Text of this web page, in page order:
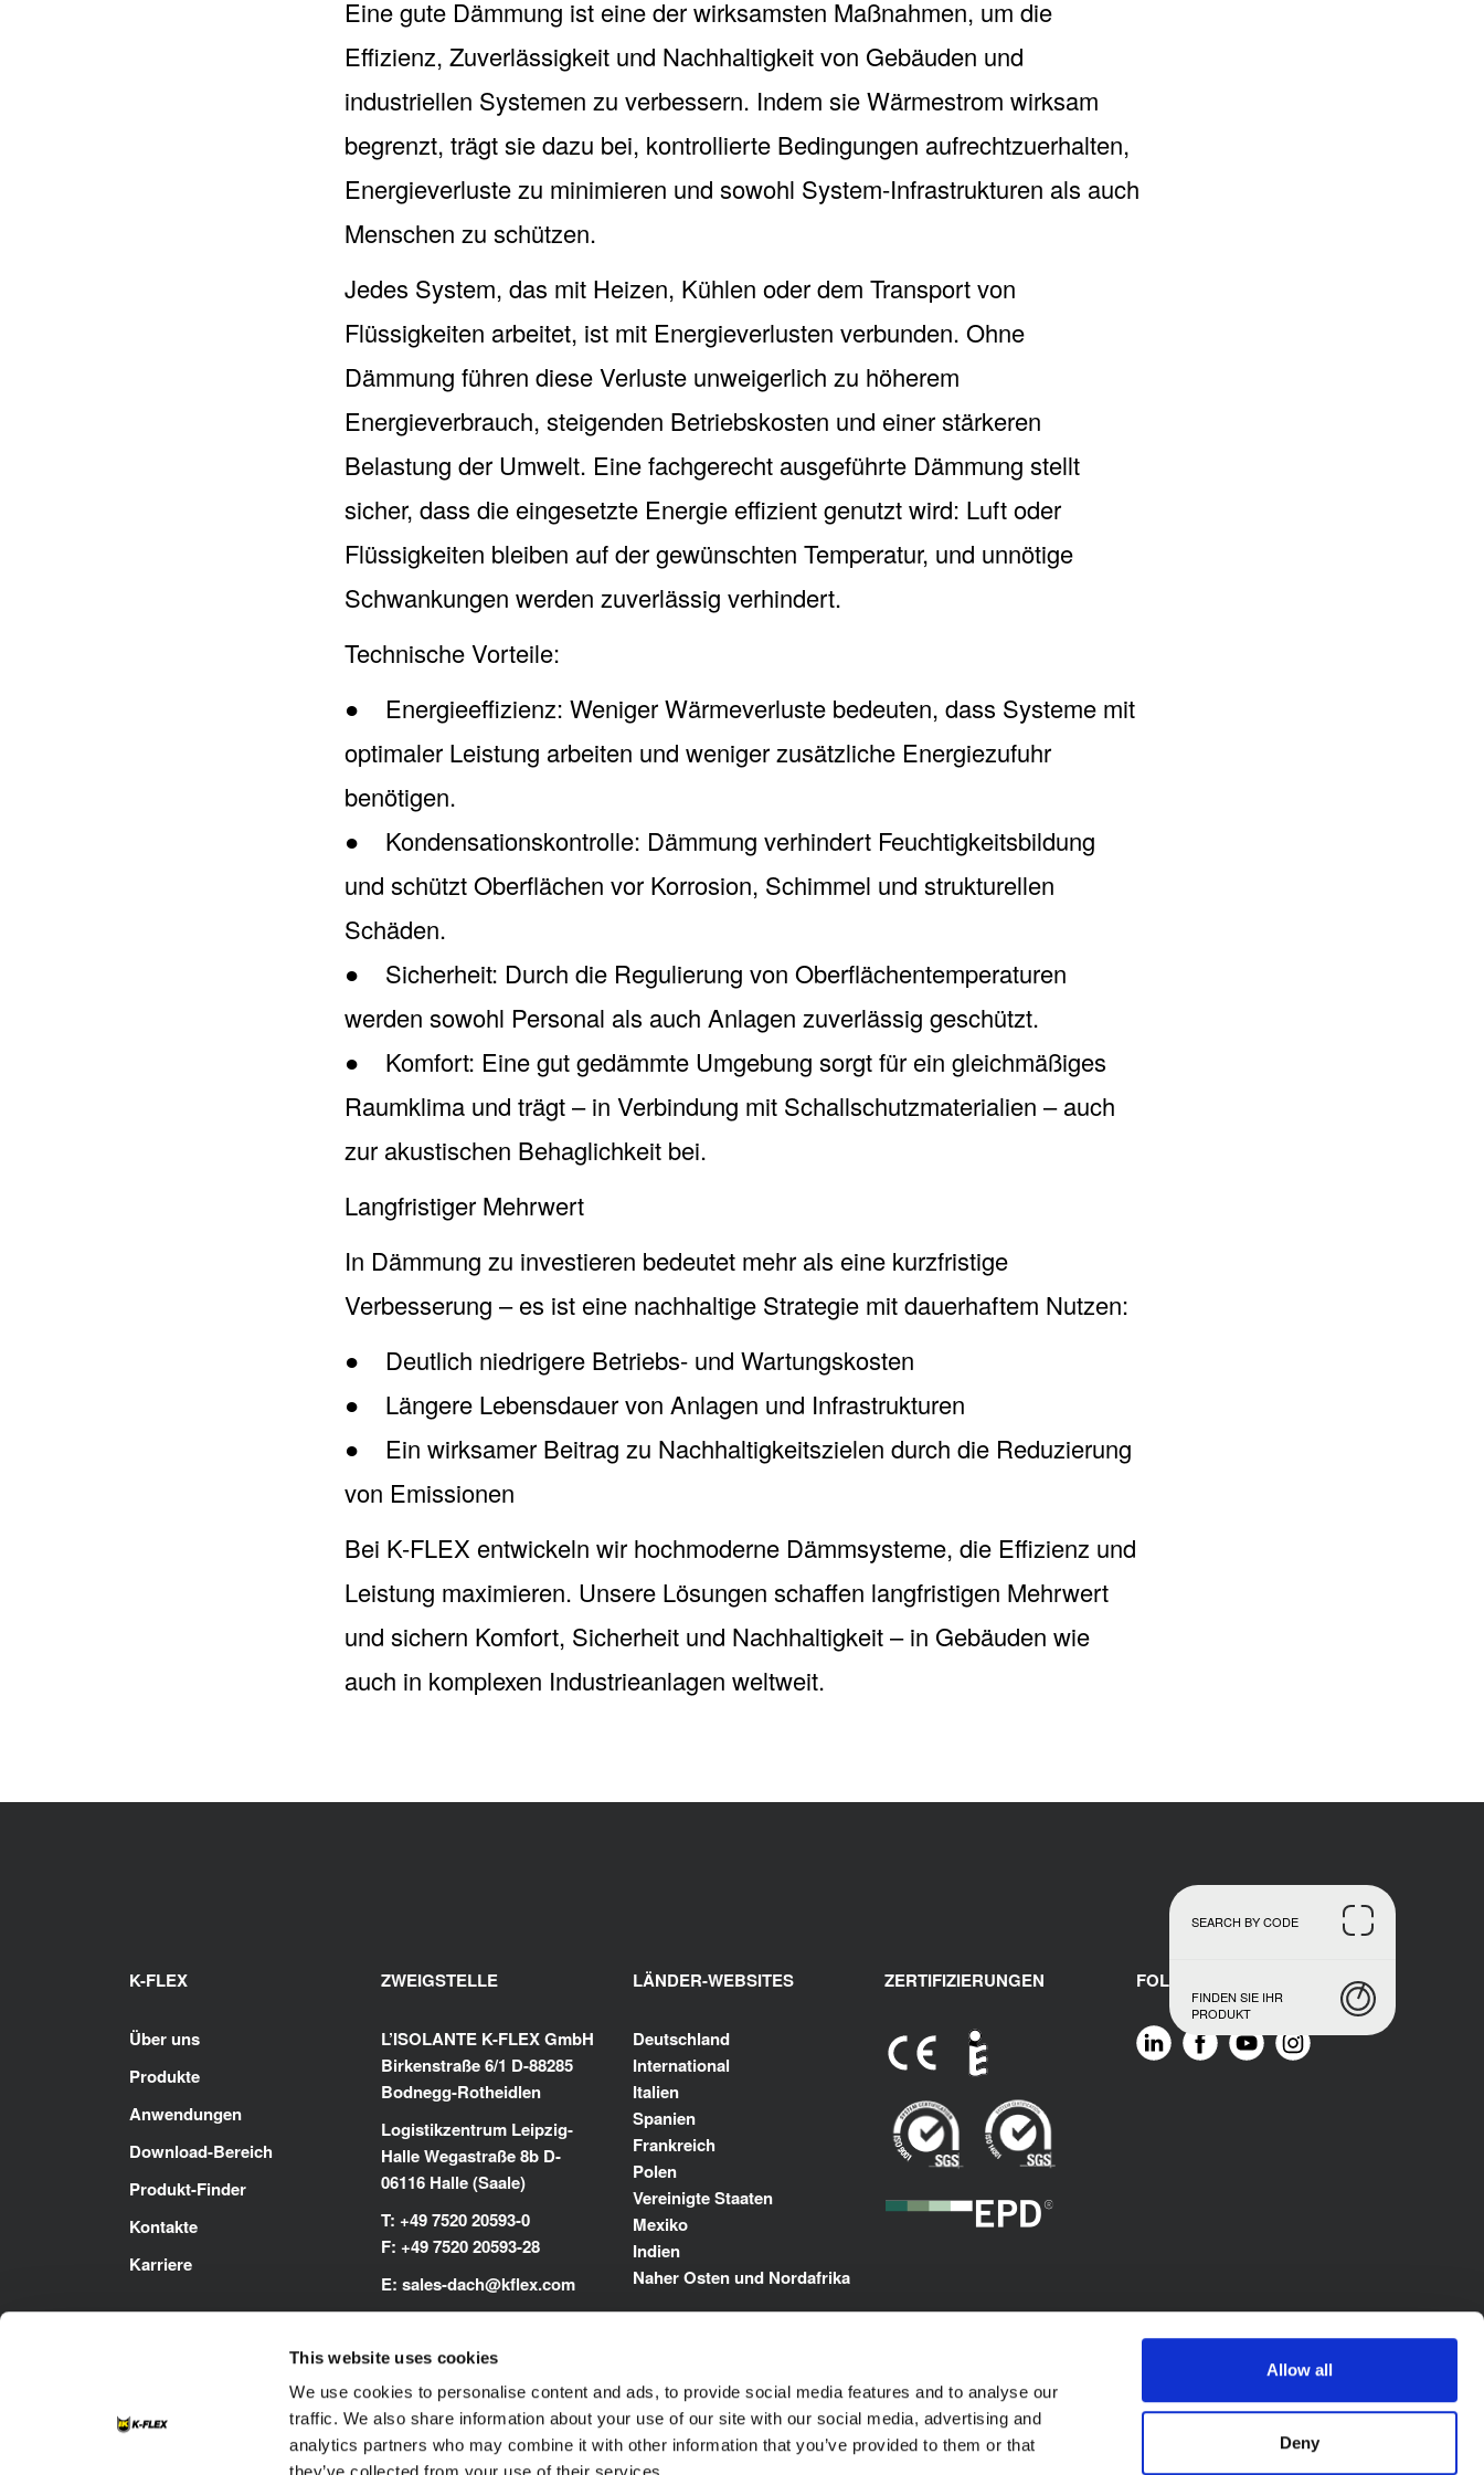
This website uses cookies
We use cookies to personalise content and ads, to provide social media features and to analyse our
traffic. We also share information about your use of our site with our social media, advertising and
analytics partners who may combine it with other information that you’ve provided to them or that
Allow all
Deny
SEARCH BY CODE
FINDEN SIE IHR
PRODUKT
Eine gute Dämmung ist eine der wirksamsten Maßnahmen, um die
Effizienz, Zuverlässigkeit und Nachhaltigkeit von Gebäuden und
industriellen Systemen zu verbessern. Indem sie Wärmestrom wirksam
begrenzt, trägt sie dazu bei, kontrollierte Bedingungen aufrechtzuerhalten,
Energieverluste zu minimieren und sowohl System-Infrastrukturen als auch
Menschen zu schützen.
Jedes System, das mit Heizen, Kühlen oder dem Transport von
Flüssigkeiten arbeitet, ist mit Energieverlusten verbunden. Ohne
Dämmung führen diese Verluste unweigerlich zu höherem
Energieverbrauch, steigenden Betriebskosten und einer stärkeren
Belastung der Umwelt. Eine fachgerecht ausgeführte Dämmung stellt
sicher, dass die eingesetzte Energie effizient genutzt wird: Luft oder
Flüssigkeiten bleiben auf der gewünschten Temperatur, und unnötige
Schwankungen werden zuverlässig verhindert.
Technische Vorteile:
● Energieeffizienz: Weniger Wärmeverluste bedeuten, dass Systeme mit
optimaler Leistung arbeiten und weniger zusätzliche Energiezufuhr
benötigen.
● Kondensationskontrolle: Dämmung verhindert Feuchtigkeitsbildung
und schützt Oberflächen vor Korrosion, Schimmel und strukturellen
Schäden.
● Sicherheit: Durch die Regulierung von Oberflächentemperaturen
werden sowohl Personal als auch Anlagen zuverlässig geschützt.
● Komfort: Eine gut gedämmte Umgebung sorgt für ein gleichmäßiges
Raumklima und trägt – in Verbindung mit Schallschutzmaterialien – auch
zur akustischen Behaglichkeit bei.
Langfristiger Mehrwert
In Dämmung zu investieren bedeutet mehr als eine kurzfristige
Verbesserung – es ist eine nachhaltige Strategie mit dauerhaftem Nutzen:
● Deutlich niedrigere Betriebs- und Wartungskosten
● Längere Lebensdauer von Anlagen und Infrastrukturen
● Ein wirksamer Beitrag zu Nachhaltigkeitszielen durch die Reduzierung
von Emissionen
Bei K-FLEX entwickeln wir hochmoderne Dämmsysteme, die Effizienz und
Leistung maximieren. Unsere Lösungen schaffen langfristigen Mehrwert
und sichern Komfort, Sicherheit und Nachhaltigkeit – in Gebäuden wie
auch in komplexen Industrieanlagen weltweit.
K-FLEX
Über uns
Produkte
Anwendungen
Download-Bereich
Produkt-Finder
Kontakte
Karriere
ZWEIGSTELLE
L’ISOLANTE K-FLEX GmbH
Birkenstraße 6/1 D-88285
Bodnegg-Rotheidlen
Logistikzentrum Leipzig-
Halle Wegastraße 8b D-
06116 Halle (Saale)
T: +49 7520 20593-0
F: +49 7520 20593-28
E: sales-dach@kflex.com
LÄNDER-WEBSITES
Deutschland
International
Italien
Spanien
Frankreich
Polen
Vereinigte Staaten
Mexiko
Indien
Naher Osten und Nordafrika
ZERTIFIZIERUNGEN FOLGE UNS